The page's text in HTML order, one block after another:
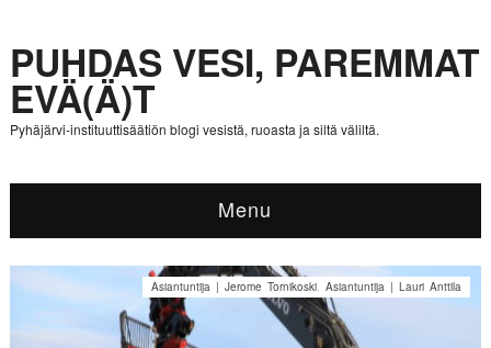
PUHDAS VESI, PAREMMAT
EVÄ(Ä)T
Pyhäjärvi-instituuttisäätiön blogi vesistä, ruoasta ja siltä väliltä.
Menu
Asiantuntija | Jerome Tornikoski,Asiantuntija | Lauri Anttila